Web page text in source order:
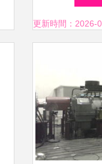
醫療與軟件
更新時間：2026-